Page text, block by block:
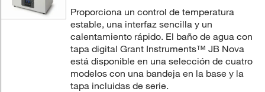
Proporciona un control de temperatura
estable, una interfaz sencilla y un
calentamiento rápido. El baño de agua con
tapa digital Grant Instruments™ JB Nova
está disponible en una selección de cuatro
modelos con una bandeja en la base y la
tapa incluidas de serie.